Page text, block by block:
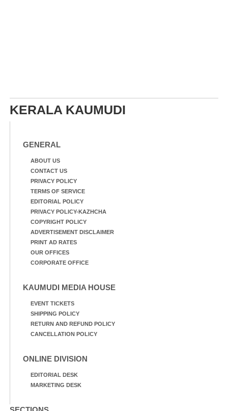
KERALA KAUMUDI
GENERAL
ABOUT US
CONTACT US
PRIVACY POLICY
TERMS OF SERVICE
EDITORIAL POLICY
PRIVACY POLICY-KAZHCHA
COPYRIGHT POLICY
ADVERTISEMENT DISCLAIMER
PRINT AD RATES
OUR OFFICES
CORPORATE OFFICE
KAUMUDI MEDIA HOUSE
EVENT TICKETS
SHIPPING POLICY
RETURN AND REFUND POLICY
CANCELLATION POLICY
ONLINE DIVISION
EDITORIAL DESK
MARKETING DESK